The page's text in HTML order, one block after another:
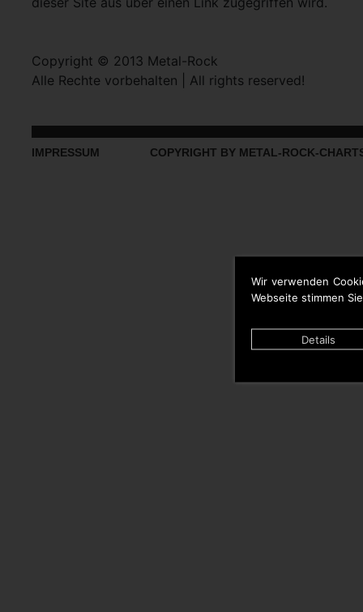
Wir verwenden
Webseite stimmen
Details
Copyright © 2013 Metal-Rock
Alle Rechte vorbehalten | All rights reserved!
IMPRESSUM COPYRIGHT BY METAL-ROCK-